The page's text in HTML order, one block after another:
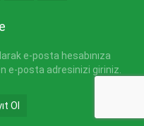
e-posta hesabınıza
e-posta adresinizi giriniz.
Ol